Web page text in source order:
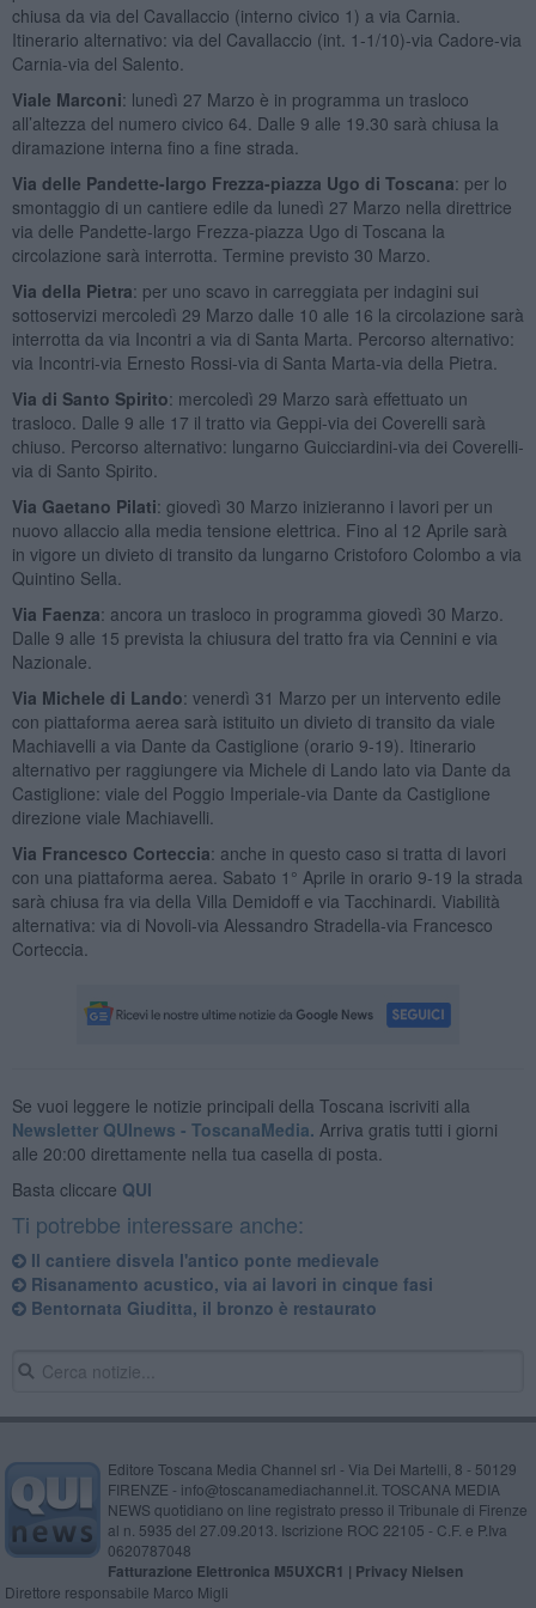
chiusa da via del Cavallaccio (interno civico 1) a via Carnia.
Itinerario alternativo: via del Cavallaccio (int. 1-1/10)-via Cadore-via
Carnia-via del Salento.
Viale Marconi: lunedì 27 Marzo è in programma un trasloco
all’altezza del numero civico 64. Dalle 9 alle 19.30 sarà chiusa la
diramazione interna fino a fine strada.
Via delle Pandette-largo Frezza-piazza Ugo di Toscana: per lo
smontaggio di un cantiere edile da lunedì 27 Marzo nella direttrice
via delle Pandette-largo Frezza-piazza Ugo di Toscana la
circolazione sarà interrotta. Termine previsto 30 Marzo.
Via della Pietra: per uno scavo in carreggiata per indagini sui
sottoservizi mercoledì 29 Marzo dalle 10 alle 16 la circolazione sarà
interrotta da via Incontri a via di Santa Marta. Percorso alternativo:
via Incontri-via Ernesto Rossi-via di Santa Marta-via della Pietra.
Via di Santo Spirito: mercoledì 29 Marzo sarà effettuato un
trasloco. Dalle 9 alle 17 il tratto via Geppi-via dei Coverelli sarà
chiuso. Percorso alternativo: lungarno Guicciardini-via dei Coverelli-
via di Santo Spirito.
Via Gaetano Pilati: giovedì 30 Marzo inizieranno i lavori per un
nuovo allaccio alla media tensione elettrica. Fino al 12 Aprile sarà
in vigore un divieto di transito da lungarno Cristoforo Colombo a via
Quintino Sella.
Via Faenza: ancora un trasloco in programma giovedì 30 Marzo.
Dalle 9 alle 15 prevista la chiusura del tratto fra via Cennini e via
Nazionale.
Via Michele di Lando: venerdì 31 Marzo per un intervento edile
con piattaforma aerea sarà istituito un divieto di transito da viale
Machiavelli a via Dante da Castiglione (orario 9-19). Itinerario
alternativo per raggiungere via Michele di Lando lato via Dante da
Castiglione: viale del Poggio Imperiale-via Dante da Castiglione
direzione viale Machiavelli.
Via Francesco Corteccia: anche in questo caso si tratta di lavori
con una piattaforma aerea. Sabato 1° Aprile in orario 9-19 la strada
sarà chiusa fra via della Villa Demidoff e via Tacchinardi. Viabilità
alternativa: via di Novoli-via Alessandro Stradella-via Francesco
Corteccia.
Se vuoi leggere le notizie principali della Toscana iscriviti alla
Newsletter QUInews - ToscanaMedia. Arriva gratis tutti i giorni
alle 20:00 direttamente nella tua casella di posta.
Basta cliccare QUI
Ti potrebbe interessare anche:
Il cantiere disvela l'antico ponte medievale
Risanamento acustico, via ai lavori in cinque fasi
Bentornata Giuditta, il bronzo è restaurato
Editore Toscana Media Channel srl - Via Dei Martelli, 8 - 50129
FIRENZE - info@toscanamediachannel.it. TOSCANA MEDIA
NEWS quotidiano on line registrato presso il Tribunale di Firenze
al n. 5935 del 27.09.2013. Iscrizione ROC 22105 - C.F. e P.Iva
0620787048
Fatturazione Elettronica M5UXCR1 | Privacy Nielsen
Direttore responsabile Marco Migli